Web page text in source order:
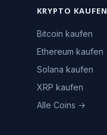
KRYPTO KAUFEN
Bitcoin kaufen
Ethereum kaufen
Solana kaufen
XRP kaufen
Alle Coins →